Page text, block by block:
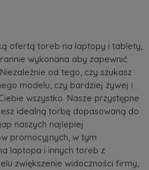
ofertą toreb na laptopy i tablety,
wykonana aby zapewnić
od tego, czy szukasz
modelu, czy bardziej żywej i
wszystko. Nasze przystępne
idealną torbę dopasowaną do
naszych najlepiej
promocyjnych, w tym
laptopa i innych toreb z
zwiększenie widoczności firmy,